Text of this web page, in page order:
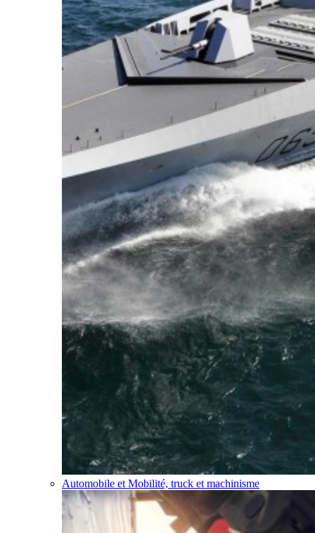
Automobile et Mobilité, truck et machinisme